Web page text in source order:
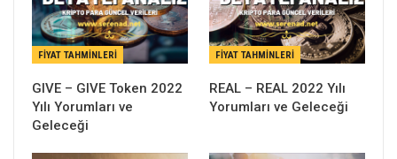
FIYAT TAHMINLERI
GIVE – GIVE Token 2022
Yılı Yorumları ve
Geleceği
FIYAT TAHMINLERI
REAL – REAL 2022 Yılı
Yorumları ve Geleceği